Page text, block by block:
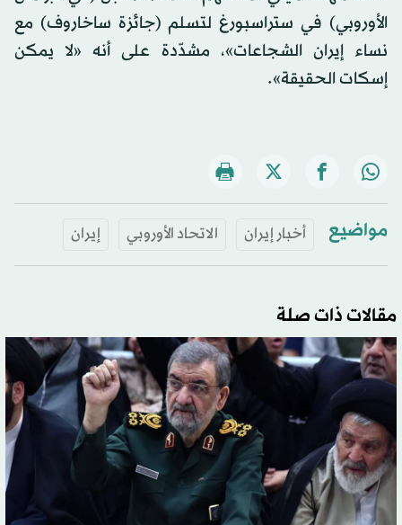
الأوروبي) في ستراسبورغ لتسلم (جائزة ساخاروف) مع
نساء إيران الشجاعات»، مشدّدة على أنه «لا يمكن
إسكات الحقيقة».
مواضيع أخبار إيران الاتحاد الأوروبي إيران
مقالات ذات صلة